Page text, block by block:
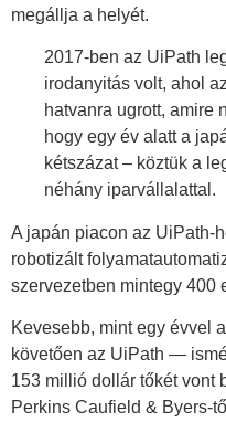
megállja a helyét.
2017-ben az UiPath
irodanyitás volt, ahol
hatvanra ugrott, amire
hogy egy év alatt a
kétszázat – köztük a
néhány iparvállalattal.
A japán piacon az UiPath-
robotizált
szervezetben mintegy 400
Kevesebb, mint egy évvel
követően az UiPath —
153 millió dollár tőkét vont
Perkins Caufield & Byers-